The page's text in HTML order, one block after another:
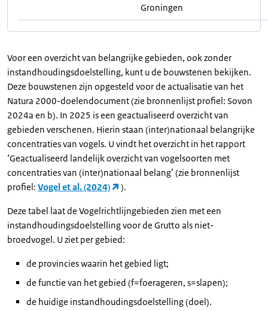
Groningen
Voor een overzicht van belangrijke gebieden, ook zonder
instandhoudingsdoelstelling, kunt u de bouwstenen bekijken.
Deze bouwstenen zijn opgesteld voor de actualisatie van het
Natura 2000-doelendocument (zie bronnenlijst profiel: Sovon
2024a en b). In 2025 is een geactualiseerd overzicht van
gebieden verschenen. Hierin staan (inter)nationaal belangrijke
concentraties van vogels. U vindt het overzicht in het rapport
‘Geactualiseerd landelijk overzicht van vogelsoorten met
concentraties van (inter)nationaal belang’ (zie bronnenlijst
profiel: Vogel et al. (2024) ).
Deze tabel laat de Vogelrichtlijngebieden zien met een
instandhoudingsdoelstelling voor de Grutto als niet-
broedvogel. U ziet per gebied:
de provincies waarin het gebied ligt;
de functie van het gebied (f=foerageren, s=slapen);
de huidige instandhoudingsdoelstelling (doel).